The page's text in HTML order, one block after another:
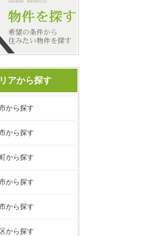
アから探す
から探す
から探す
から探す
から探す
から探す
から探す